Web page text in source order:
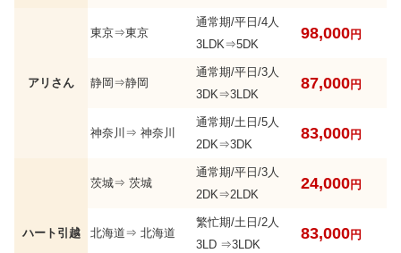
アリさん
東京⇒東京
通常期/平日/4人
3LDK⇒5DK
98,000円
静岡⇒静岡
通常期/平日/3人
3DK⇒3LDK
87,000円
神奈川⇒ 神奈川
通常期/土日/5人
2DK⇒3DK
83,000円
ハート引越
茨城⇒ 茨城
通常期/平日/3人
2DK⇒2LDK
24,000円
北海道⇒ 北海道
繁忙期/土日/2人
3LD ⇒3LDK
83,000円